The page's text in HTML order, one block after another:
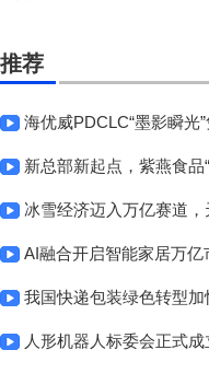
推荐
海优威PDCLC“墨影瞬光
新总部新起点，紫燕食品
冰雪经济迈入万亿赛道
AI融合开启智能家居万
我国快递包装绿色转型
人形机器人标委会正式